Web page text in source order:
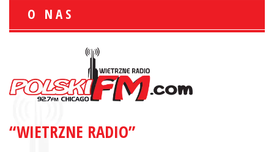
O NAS
“WIETRZNE RADIO”